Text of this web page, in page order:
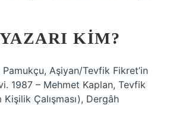
KIM?
Aşiyan/Tevfik Fikret’in
1987 – Mehmet Kaplan, Tevfik
Çalışması), Dergâh